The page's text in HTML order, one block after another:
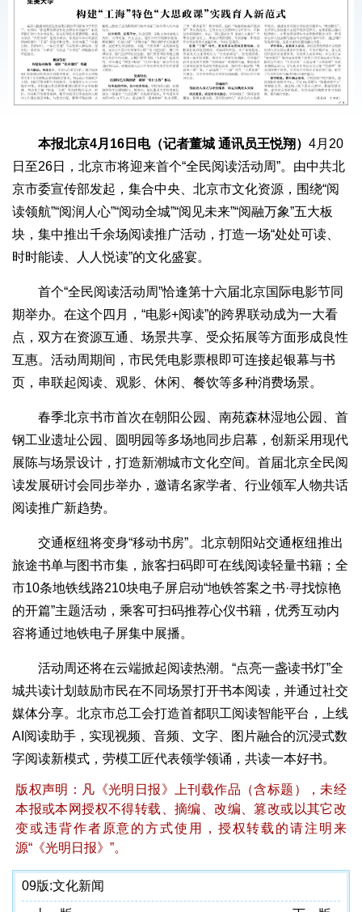
本报北京4月16日电（记者董城 通讯员王悦翔） 4月20
日至26日，北京市将迎来首个“全民阅读活动周”。由中共北
京市委宣传部发起，集合中央、北京市文化资源，围绕“阅
读领航”“阅润人心”“阅动全城”“阅见未来”“阅融万象”五大板
块，集中推出千余场阅读推广活动，打造一场“处处可读、
时时能读、人人悦读”的文化盛宴。
首个“全民阅读活动周”恰逢第十六届北京国际电影节同
期举办。在这个四月，“电影+阅读”的跨界联动成为一大看
点，双方在资源互通、场景共享、受众拓展等方面形成良性
互惠。活动周期间，市民凭电影票根即可连接起银幕与书
页，串联起阅读、观影、休闲、餐饮等多种消费场景。
春季北京书市首次在朝阳公园、南苑森林湿地公园、首
钢工业遗址公园、圆明园等多场地同步启幕，创新采用现代
展陈与场景设计，打造新潮城市文化空间。首届北京全民阅
读发展研讨会同步举办，邀请名家学者、行业领军人物共话
阅读推广新趋势。
交通枢纽将变身“移动书房”。北京朝阳站交通枢纽推出
旅途书单与图书市集，旅客扫码即可在线阅读轻量书籍；全
市10条地铁线路210块电子屏启动“地铁答案之书·寻找惊艳
的开篇”主题活动，乘客可扫码推荐心仪书籍，优秀互动内
容将通过地铁电子屏集中展播。
活动周还将在云端掀起阅读热潮。“点亮一盏读书灯”全
城共读计划鼓励市民在不同场景打开书本阅读，并通过社交
媒体分享。北京市总工会打造首都职工阅读智能平台，上线
AI阅读助手，实现视频、音频、文字、图片融合的沉浸式数
字阅读新模式，劳模工匠代表领学领诵，共读一本好书。
版权声明：凡《光明日报》上刊载作品（含标题），未经
本报或本网授权不得转载、摘编、改编、篡改或以其它改
变或违背作者原意的方式使用，授权转载的请注明来
源“《光明日报》”。
09版:文化新闻